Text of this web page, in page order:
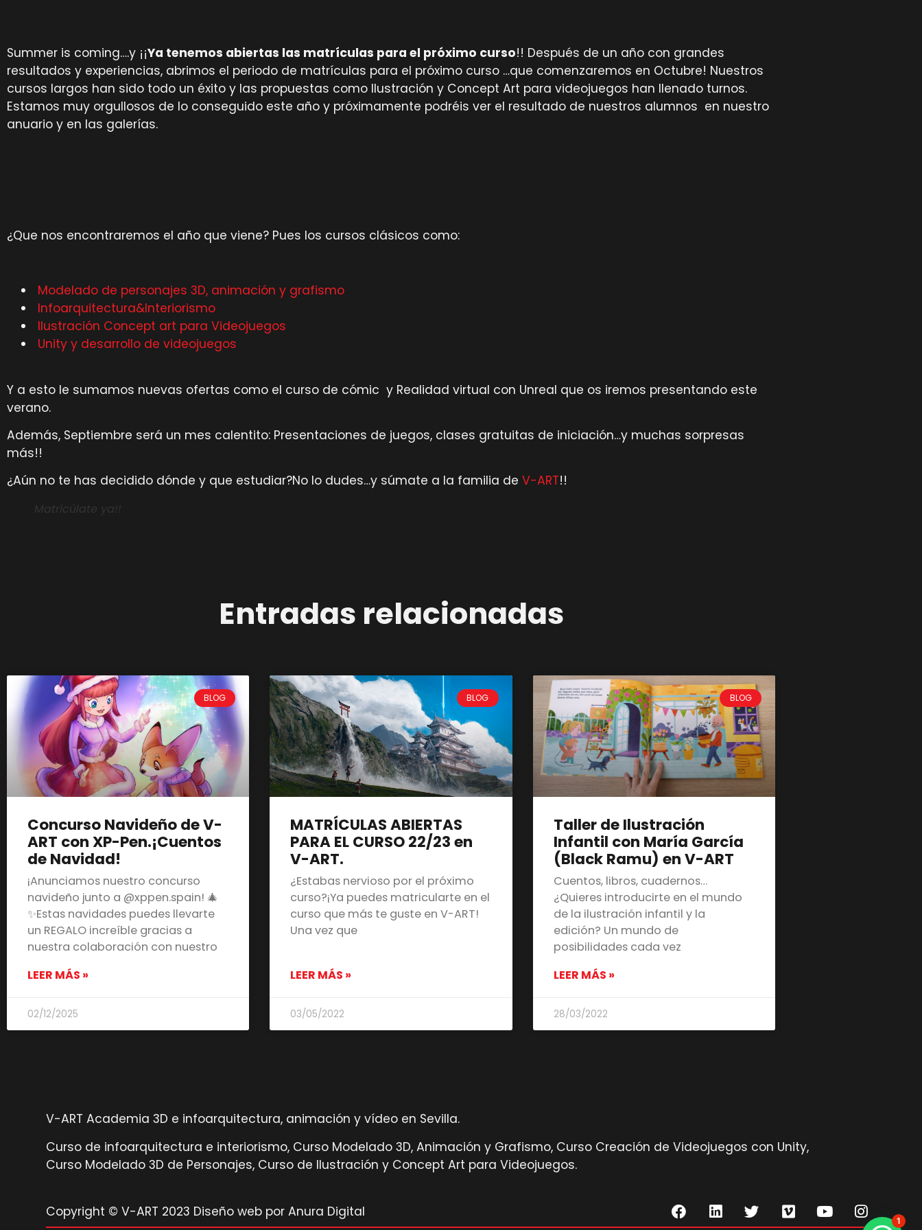
Summer is coming….y ¡¡Ya tenemos abiertas las matrículas para el próximo curso!! Después de un año con grandes
resultados y experiencias, abrimos el periodo de matrículas para el próximo curso …que comenzaremos en Octubre! Nuestros
cursos largos han sido todo un éxito y las propuestas como Ilustración y Concept Art para videojuegos han llenado turnos.
Estamos muy orgullosos de lo conseguido este año y próximamente podréis ver el resultado de nuestros alumnos en nuestro
anuario y en las galerías.
¿Que nos encontraremos el año que viene? Pues los cursos clásicos como:
Modelado de personajes 3D, animación y grafismo
Infoarquitectura&Interiorismo
Ilustración Concept art para Videojuegos
Unity y desarrollo de videojuegos
Y a esto le sumamos nuevas ofertas como el curso de cómic y Realidad virtual con Unreal que os iremos presentando este
verano.
Además, Septiembre será un mes calentito: Presentaciones de juegos, clases gratuitas de iniciación…y muchas sorpresas
más!!
¿Aún no te has decidido dónde y que estudiar?No lo dudes…y súmate a la familia de V-ART!!
Matricúlate ya!!
Entradas relacionadas
BLOG
Concurso Navideño de V-
ART con XP-Pen.¡Cuentos
de Navidad!
¡Anunciamos nuestro concurso
navideño junto a @xppen.spain! 🎄
✨Estas navidades puedes llevarte
un REGALO increíble gracias a
nuestra colaboración con nuestro
LEER MÁS »
02/12/2025
BLOG
MATRÍCULAS ABIERTAS
PARA EL CURSO 22/23 en
V-ART.
¿Estabas nervioso por el próximo
curso?¡Ya puedes matricularte en el
curso que más te guste en V-ART!
Una vez que
LEER MÁS »
03/05/2022
BLOG
Taller de Ilustración
Infantil con María García
(Black Ramu) en V-ART
Cuentos, libros, cuadernos…
¿Quieres introducirte en el mundo
de la ilustración infantil y la
edición? Un mundo de
posibilidades cada vez
LEER MÁS »
28/03/2022
V-ART Academia 3D e infoarquitectura, animación y vídeo en Sevilla.
Curso de infoarquitectura e interiorismo, Curso Modelado 3D, Animación y Grafismo, Curso Creación de Videojuegos con Unity,
Curso Modelado 3D de Personajes, Curso de Ilustración y Concept Art para Videojuegos.
Copyright © V-ART 2023 Diseño web por Anura Digital
1